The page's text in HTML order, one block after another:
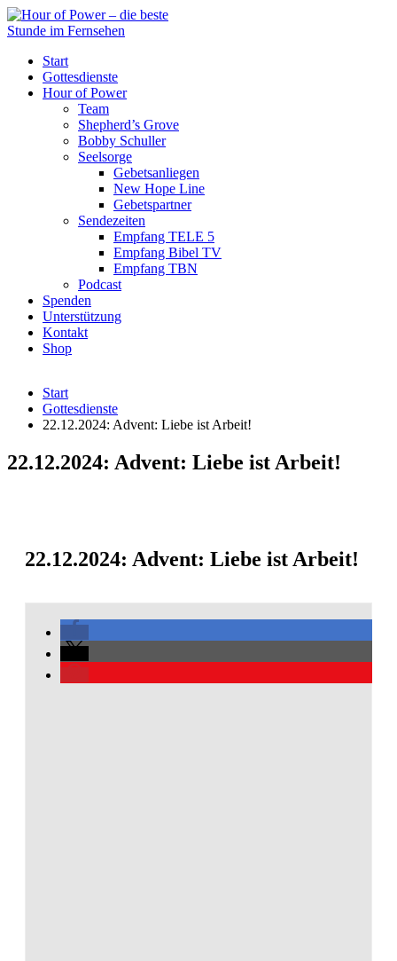
Start
Gottesdienste
Hour of Power
Team
Shepherd’s Grove
Bobby Schuller
Seelsorge
Gebetsanliegen
New Hope Line
Gebetspartner
Sendezeiten
Empfang TELE 5
Empfang Bibel TV
Empfang TBN
Podcast
Spenden
Unterstützung
Kontakt
Shop
Start
Gottesdienste
22.12.2024: Advent: Liebe ist Arbeit!
22.12.2024: Advent: Liebe ist Arbeit!
22.12.2024: Advent: Liebe ist Arbeit!